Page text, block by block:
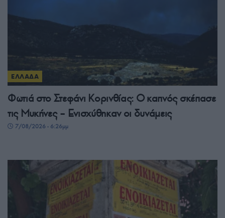
ΕΛΛΑΔΑ
Φωτιά στο Στεφάνι Κορινθίας: Ο καπνός σκέπασε
τις Μυκήνες – Ενισχύθηκαν οι δυνάμεις
7/08/2026 - 6:26μμ